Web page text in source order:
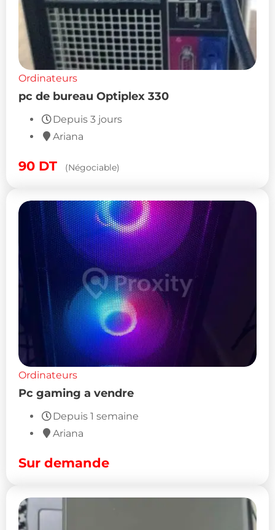
Ordinateurs
pc de bureau Optiplex 330
Depuis 3 jours
Ariana
90 DT (Négociable)
Ordinateurs
Pc gaming a vendre
Depuis 1 semaine
Ariana
Sur demande